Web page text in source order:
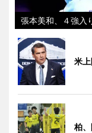
張本美和、４強入
米
柏